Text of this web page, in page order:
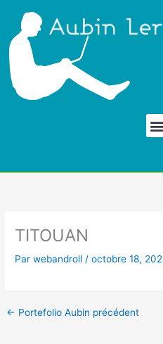
contenu
TITOUAN
Parwebandroll/octobre 18,
← Portefolio Aubin précédent